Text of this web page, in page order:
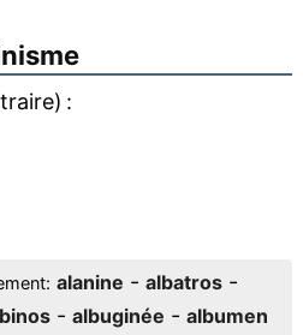
:
alanine - albatros-
- albuginée - albumen